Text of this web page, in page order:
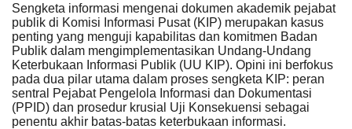
Sengketa informasi mengenai dokumen akademik pejabat
publik di Komisi Informasi Pusat (KIP) merupakan kasus
penting yang menguji kapabilitas dan komitmen Badan
Publik dalam mengimplementasikan Undang-Undang
Keterbukaan Informasi Publik (UU KIP). Opini ini berfokus
pada dua pilar utama dalam proses sengketa KIP: peran
sentral
Pejabat Pengelola Informasi dan Dokumentasi
(PPID) dan prosedur krusial Uji Konsekuensi sebagai
penentu akhir batas-batas keterbukaan informasi.